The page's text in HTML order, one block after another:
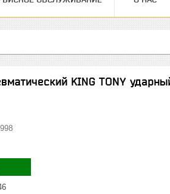
KING TONY